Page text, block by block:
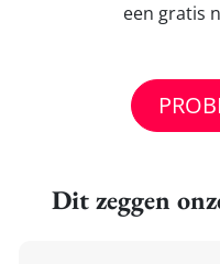
een gratis
Dit zeggen